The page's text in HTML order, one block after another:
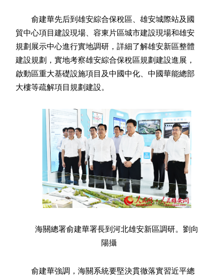
俞建華先后到雄安綜合保稅區、雄安城際站及國
貿中心項目建設現場、容東片區城市建設現場和雄安
規劃展示中心進行實地調研，詳細了解雄安新區整體
建設規劃，實地考察雄安綜合保稅區規劃建設進展，
啟動區重大基礎設施項目及中國中化、中國華能總部
大樓等疏解項目規劃建設。
海關總署俞建華署長到河北雄安新區調研。劉向
陽攝
俞建華強調，海關系統要堅決貫徹落實習近平總